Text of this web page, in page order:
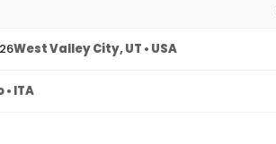
West Valley City, UT • USA
ITA